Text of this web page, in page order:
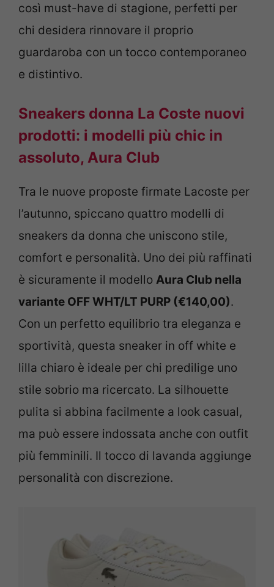
così must-have di stagione, perfetti per
chi desidera rinnovare il proprio
guardaroba con un tocco contemporaneo
e distintivo.
Sneakers donna La Coste nuovi
prodotti: i modelli più chic in
assoluto, Aura Club
Tra le nuove proposte firmate Lacoste per
l’autunno, spiccano quattro modelli di
sneakers da donna che uniscono stile,
comfort e personalità. Uno dei più raffinati
è sicuramente il modello Aura Club nella
variante OFF WHT/LT PURP (€140,00).
Con un perfetto equilibrio tra eleganza e
sportività, questa sneaker in off white e
lilla chiaro è ideale per chi predilige uno
stile sobrio ma ricercato. La silhouette
pulita si abbina facilmente a look casual,
ma può essere indossata anche con outfit
più femminili. Il tocco di lavanda aggiunge
personalità con discrezione.